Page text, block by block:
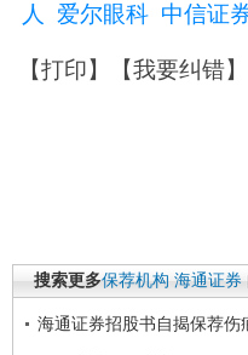
人
爱尔眼科 中信证
【打印】【我要纠错
搜索更多保荐机构 海通证券
海通证券招股书自揭保荐伤